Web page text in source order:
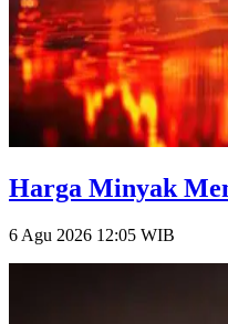
Harga Minyak
6 Agu 2026 12:05 WIB